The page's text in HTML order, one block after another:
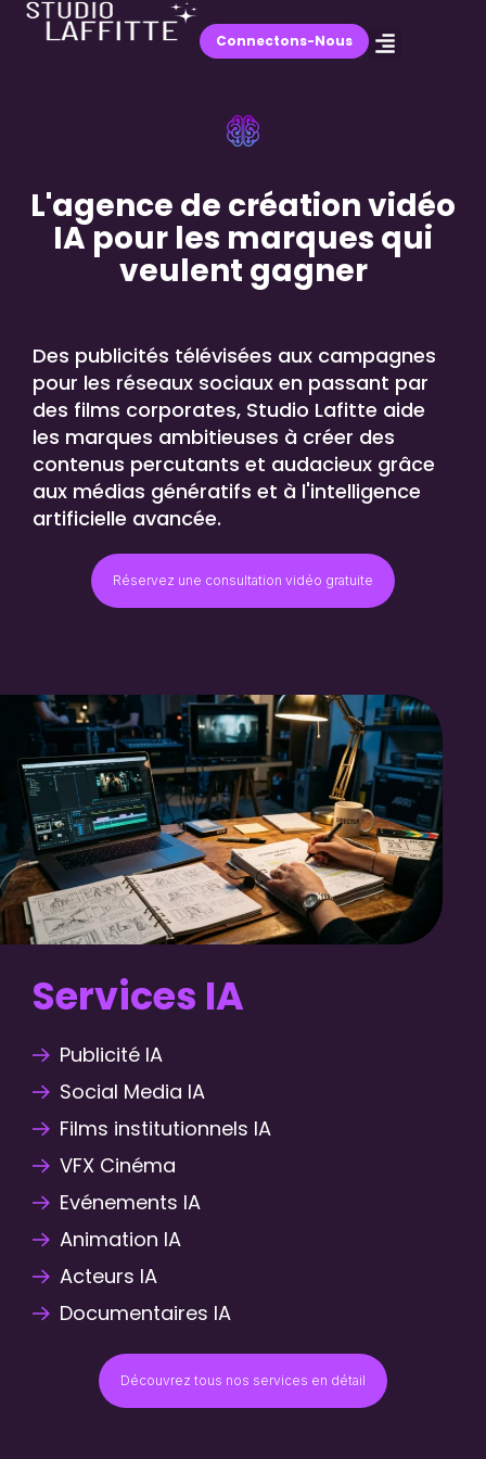
Connectons-Nous
L'agence de création vidéo
IA pour les marques qui
veulent gagner
Des publicités télévisées aux campagnes
pour les réseaux sociaux en passant par
des films corporates, Studio Lafitte aide
les marques ambitieuses à créer des
contenus percutants et audacieux grâce
aux médias génératifs et à l'intelligence
artificielle avancée.
Réservez une consultation vidéo gratuite
Services IA
Publicité IA
Social Media IA
Films institutionnels IA
VFX Cinéma
Evénements IA
Animation IA
Acteurs IA
Documentaires IA
Découvrez tous nos services en détail